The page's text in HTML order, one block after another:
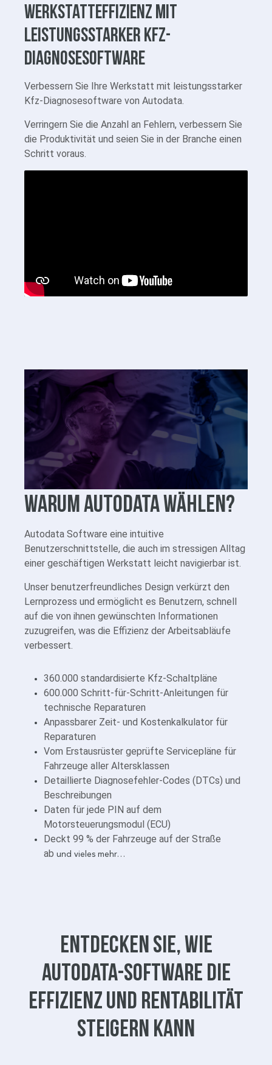
Werkstatteffizienz mit
leistungsstarker Kfz-
Diagnosesoftware
Verbessern Sie Ihre Werkstatt mit leistungsstarker
Kfz-Diagnosesoftware von Autodata.
Verringern Sie die Anzahl an Fehlern, verbessern Sie
die Produktivität und seien Sie in der Branche einen
Schritt voraus.
Warum Autodata wählen?
Autodata Software eine intuitive
Benutzerschnittstelle, die auch im stressigen Alltag
einer geschäftigen Werkstatt leicht navigierbar ist.
Unser benutzerfreundliches Design verkürzt den
Lernprozess und ermöglicht es Benutzern, schnell
auf die von ihnen gewünschten Informationen
zuzugreifen, was die Effizienz der Arbeitsabläufe
verbessert.
360.000 standardisierte Kfz-Schaltpläne
600.000 Schritt-für-Schritt-Anleitungen für
technische Reparaturen
Anpassbarer Zeit- und Kostenkalkulator für
Reparaturen
Vom Erstausrüster geprüfte Servicepläne für
Fahrzeuge aller Altersklassen
Detaillierte Diagnosefehler-Codes (DTCs) und
Beschreibungen
Daten für jede PIN auf dem
Motorsteuerungsmodul (ECU)
Deckt 99 % der Fahrzeuge auf der Straße
ab und vieles mehr…
Entdecken Sie, wie
Autodata-Software die
Effizienz und Rentabilität
steigern kann